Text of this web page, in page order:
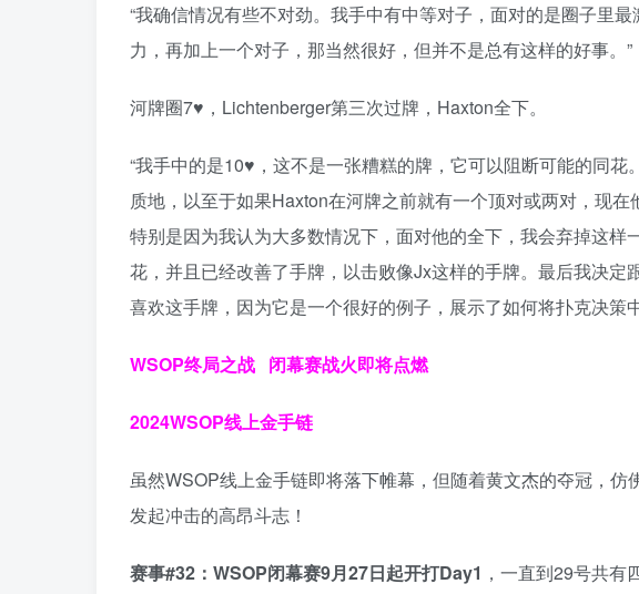
“我确信情况有些不对劲。我手中有中等对子，面对的是圈子里
力，再加上一个对子，那当然很好，但并不是总有这样的好事。”
河牌圈7♥，Lichtenberger第三次过牌，Haxton全下。
“我手中的是10♥，这不是一张糟糕的牌，它可以阻断可能的同
质地，以至于如果Haxton在河牌之前就有一个顶对或两对，现
特别是因为我认为大多数情况下，面对他的全下，我会弃掉这样
花，并且已经改善了手牌，以击败像Jx这样的手牌。最后我决
喜欢这手牌，因为它是一个很好的例子，展示了如何将扑克决策
WSOP终局之战 闭幕赛战火即将点燃
2024WSOP线上金手链
虽然WSOP线上金手链即将落下帷幕，但随着黄文杰的夺冠，
发起冲击的高昂斗志！
赛事#32：WSOP闭幕赛9月27日起开打Day1 ，一直到29号共有